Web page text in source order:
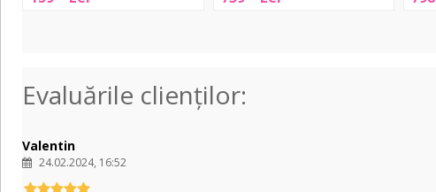
Gate
Evaluările clienţilor:
Valentin
24.02.2024, 16:52